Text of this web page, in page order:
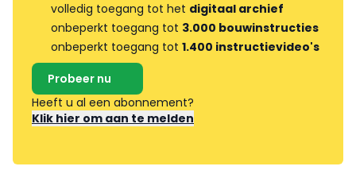
volledig toegang tot het digitaal archief
onbeperkt toegang tot 3.000 bouwinstructies
onbeperkt toegang tot 1.400 instructievideo's
Probeer nu
Heeft u al een abonnement?
Klik hier om aan te melden